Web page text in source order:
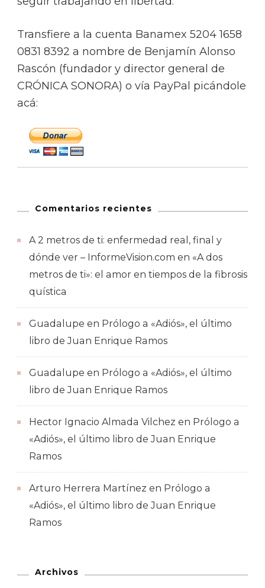
Transfiere a la cuenta Banamex 5204 1658
0831 8392 a nombre de Benjamín Alonso
Rascón (fundador y director general de
CRÓNICA SONORA) o vía PayPal picándole
acá:
Comentarios recientes
A 2 metros de ti: enfermedad real, final y
dónde ver – InformeVision.com en «A dos
metros de ti»: el amor en tiempos de la fibrosis
quística
Guadalupe en Prólogo a «Adiós», el último
libro de Juan Enrique Ramos
Guadalupe en Prólogo a «Adiós», el último
libro de Juan Enrique Ramos
Hector Ignacio Almada Vilchez en Prólogo a
«Adiós», el último libro de Juan Enrique
Ramos
Arturo Herrera Martínez en Prólogo a
«Adiós», el último libro de Juan Enrique
Ramos
Archivos